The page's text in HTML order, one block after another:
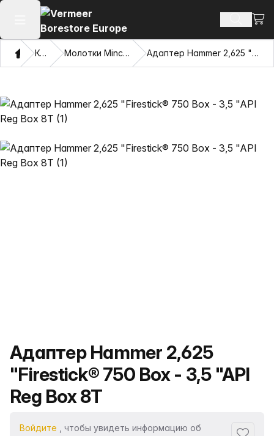
Открыть главное меню Поиск
ДомКаталог Молотки Mincon™ с жесткими дисками Адаптер Hammer 2,625 "Firestick® 750 Box - 3,5 "API Reg Box 8T
Название продукта
Адаптер Hammer 2,625
"Firestick® 750 Box - 3,5 "API
Reg Box 8T
Войдите , чтобы увидеть информацию об